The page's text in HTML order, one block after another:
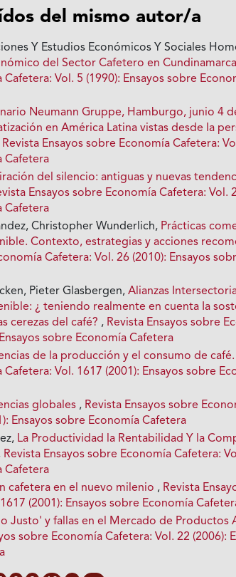
del mismo autor/a
Y Estudios Económicos Y Sociales
del Sector Cafetero en Cundinamarca
Cafetera: Vol. 5 (1990): Ensayos sobre
Neumann Gruppe, Hamburgo, junio 4
en América Latina vistas desde Ia
Revista Ensayos sobre Economía Cafetera:
Cafetera
del silencio: antiguas y nuevas
Ensayos sobre Economía Cafetera: Vol.
Cafetera
Christopher Wunderlich, Prácticas
Contexto, estrategias y acciones
Cafetera: Vol. 26 (2010): Ensayos
Pieter Glasbergen,Alianzas
¿ teniendo realmente en cuenta Ia
cerezas del café? , Revista Ensayos sobre
sobre Economía Cafetera
de la producción y el consumo de café.
Cafetera: Vol. 1617 (2001): Ensayos sobre
globales , Revista Ensayos sobre
Ensayos sobre Economía Cafetera
La Productividad la Rentabilidad Y la
Revista Ensayos sobre Economía Cafetera:
Cafetera
cafetera en el nuevo milenio , Revista
(2001): Ensayos sobre Economía
Justo' y fallas en el Mercado de Productos
sobre Economía Cafetera: Vol. 22 (2006):